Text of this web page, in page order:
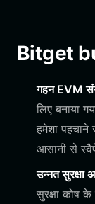
Bitget
गहन EVM
लिए बनाया
हमेशा पहचाने
आसानी से
उन्नत सुरक्षा
सुरक्षा कोष